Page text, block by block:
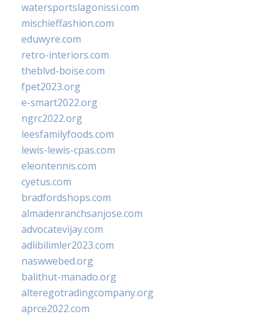
watersportslagonissi.com
mischieffashion.com
eduwyre.com
retro-interiors.com
theblvd-boise.com
fpet2023.org
e-smart2022.org
ngrc2022.org
leesfamilyfoods.com
lewis-lewis-cpas.com
eleontennis.com
cyetus.com
bradfordshops.com
almadenranchsanjose.com
advocatevijay.com
adlibilimler2023.com
naswwebed.org
balithut-manado.org
alteregotradingcompany.org
aprce2022.com